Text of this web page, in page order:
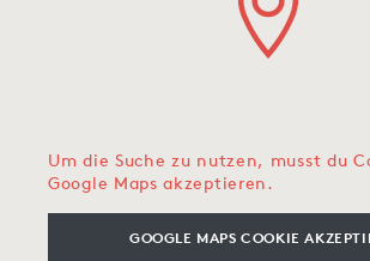
Um die Suche zu nutzen, musst du
Google Maps akzeptieren.
GOOGLE MAPS COOKIE